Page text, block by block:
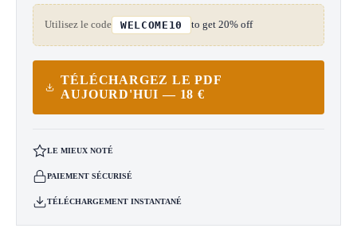
Utilisez le code WELCOME10 to get 20% off
TÉLÉCHARGEZ LE PDF
AUJOURD'HUI — 18 €
LE MIEUX NOTÉ
PAIEMENT SÉCURISÉ
TÉLÉCHARGEMENT INSTANTANÉ